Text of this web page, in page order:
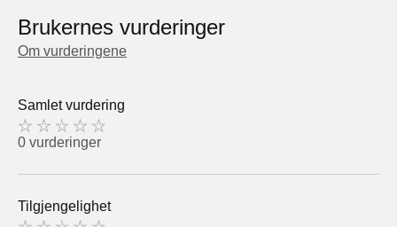
Brukernes vurderinger
Om vurderingene
Samlet vurdering
0 vurderinger
Tilgjengelighet